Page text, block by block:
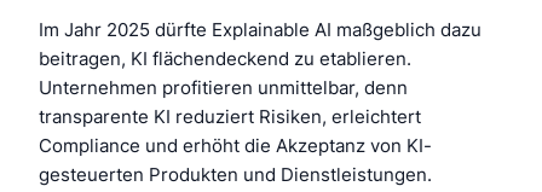
Im Jahr 2025 dürfte Explainable AI maßgeblich dazu
beitragen, KI flächendeckend zu etablieren.
Unternehmen profitieren unmittelbar, denn
transparente KI reduziert Risiken, erleichtert
Compliance und erhöht die Akzeptanz von KI-
gesteuerten Produkten und Dienstleistungen.